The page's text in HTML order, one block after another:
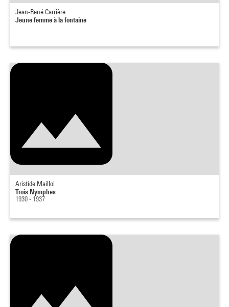
Jean-René Carrière
Jeune femme à la fontaine
Aristide Maillol
Trois Nymphes
1930 - 1937